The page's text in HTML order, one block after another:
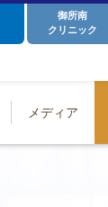
メディア
御所南
クリニック